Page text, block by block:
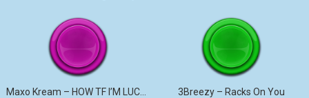
Maxo Kream – HOW TF I’M LUCKY 3Breezy – Racks On You